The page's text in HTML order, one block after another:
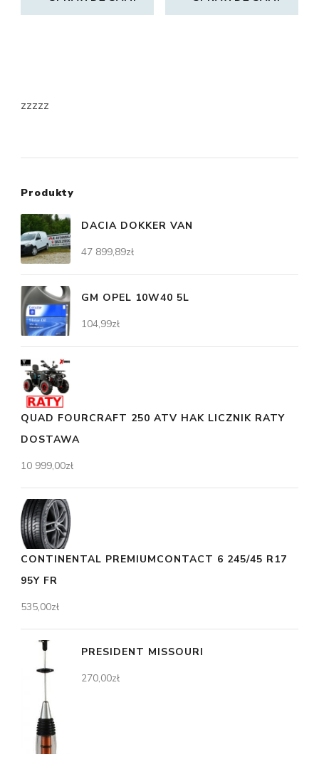
zzzzz
Produkty
DACIA DOKKER VAN
47 899,89zł
GM OPEL 10W40 5L
104,99zł
QUAD FOURCRAFT 250 ATV HAK LICZNIK RATY
DOSTAWA
10 999,00zł
CONTINENTAL PREMIUMCONTACT 6 245/45 R17
95Y FR
535,00zł
PRESIDENT MISSOURI
270,00zł